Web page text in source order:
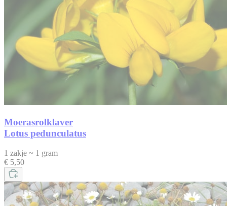
Moerasrolklaver
Lotus pedunculatus
1 zakje ~ 1 gram
€ 5,50